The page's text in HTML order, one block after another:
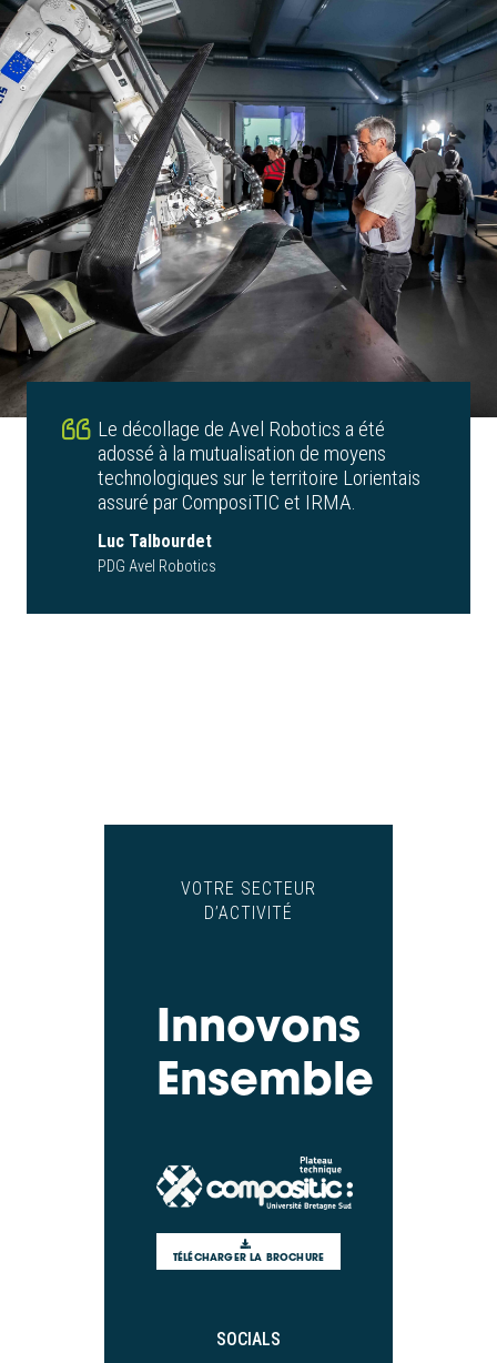
Le décollage de Avel Robotics a été
adossé à la mutualisation de moyens
technologiques sur le territoire Lorientais
assuré par ComposiTIC et IRMA.
Luc Talbourdet
PDG Avel Robotics
VOTRE SECTEUR
D’ACTIVITÉ
Innovons
Ensemble
TÉLÉCHARGER LA BROCHURE
SOCIALS